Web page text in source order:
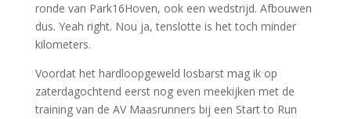
ronde van Park16Hoven, ook een wedstrijd. Afbouwen
dus. Yeah right. Nou ja, tenslotte is het toch minder
kilometers.
Voordat het hardloopgeweld losbarst mag ik op
zaterdagochtend eerst nog even meekijken met de
training van de AV Maasrunners bij een Start to Run